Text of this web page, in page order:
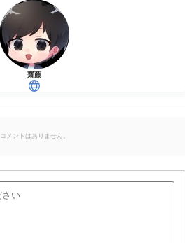
齋藤
コメントはありません。